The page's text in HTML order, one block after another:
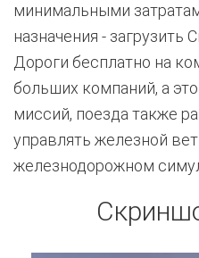
минимальными
назначения -
Дороги бесплатно на
больших компаний, а
миссий, поезда также
управлять железной
железнодорожном